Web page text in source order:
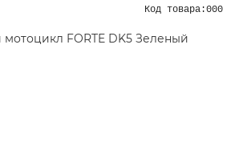
Код товара:000